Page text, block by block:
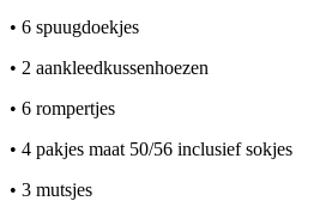
• 6 spuugdoekjes
• 2 aankleedkussenhoezen
• 6 rompertjes
• 4 pakjes maat 50/56 inclusief sokjes
• 3 mutsjes